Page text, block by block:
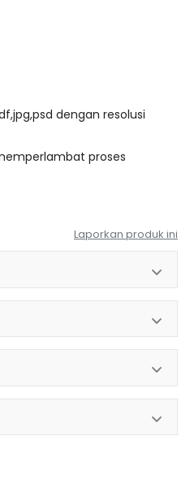
dengan resolusi
proses
Laporkan produk ini